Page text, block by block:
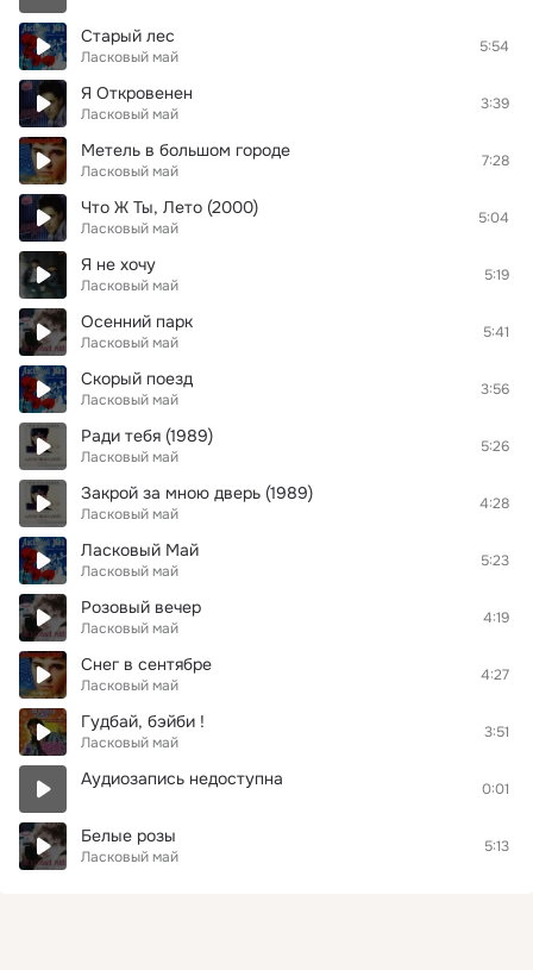
Старый лес
Ласковый май
5:54
Я Откровенен
Ласковый май
3:39
Метель в большом городе
Ласковый май
7:28
Что Ж Ты, Лето (2000)
Ласковый май
5:04
Я не хочу
Ласковый май
5:19
Осенний парк
Ласковый май
5:41
Скорый поезд
Ласковый май
3:56
Ради тебя (1989)
Ласковый май
5:26
Закрой за мною дверь (1989)
Ласковый май
4:28
Ласковый Май
Ласковый май
5:23
Розовый вечер
Ласковый май
4:19
Снег в сентябре
Ласковый май
4:27
Гудбай, бэйби !
Ласковый май
3:51
Аудиозапись недоступна 0:01
Белые розы
Ласковый май
5:13